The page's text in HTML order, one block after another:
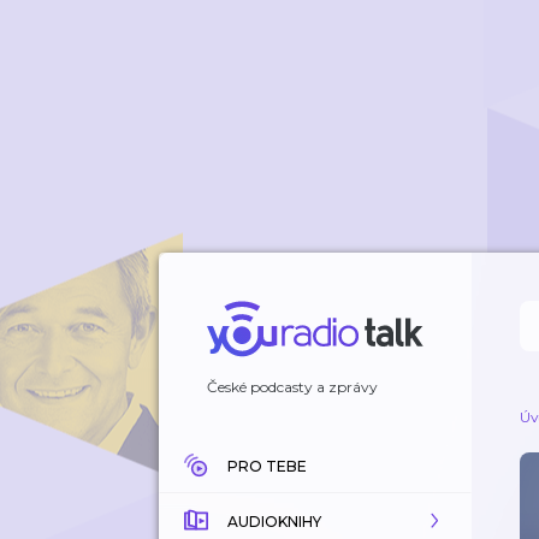
České podcasty a zprávy
PRO TEBE
AUDIOKNIHY